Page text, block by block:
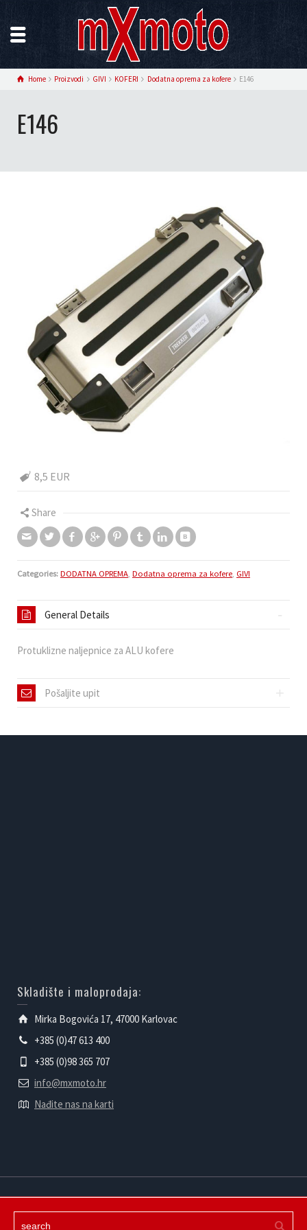
Home Proizvodi GIVI KOFERI Dodatna oprema za kofere E146
E146
8,5 EUR
Share
Categories: DODATNA OPREMA, Dodatna oprema za kofere, GIVI
General Details
Protuklizne naljepnice za ALU kofere
Pošaljite upit
Skladište i maloprodaja:
Mirka Bogovića 17, 47000 Karlovac
+385 (0)47 613 400
+385 (0)98 365 707
info@mxmoto.hr
Nađite nas na karti
Powered by mXmoto d.o.o.